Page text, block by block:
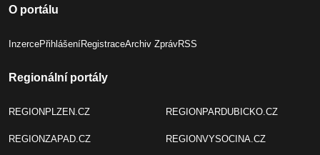
O portálu
InzercePřihlášeníRegistraceArchiv ZprávRSS
Regionální portály
REGIONPLZEN.CZ
REGIONZAPAD.CZ
REGIONPARDUBICKO.CZ
REGIONVYSOCINA.CZ